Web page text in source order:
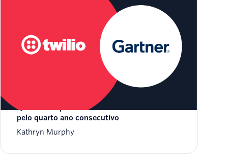
A Twilio é considerada Líder no Magic
Quadrant™ para CPaaS do Gartner® de 2026
pelo quarto ano consecutivo
Kathryn Murphy